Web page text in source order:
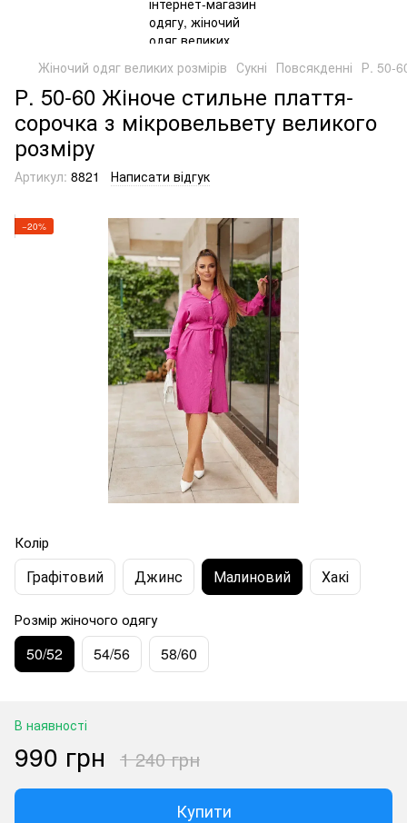
Жіночий одяг великих розмірів Сукні Повсякденні Р. 50-
Р. 50-60 Жіноче стильне плаття-
сорочка з мікровельвету великого
розміру
Артикул: 8821 Написати відгук
−20%
Колір
Графітовий Джинс Малиновий Хакі
Розмір жіночого одягу
50/52 54/56 58/60
В наявності
990 грн 1 240 грн
Купити